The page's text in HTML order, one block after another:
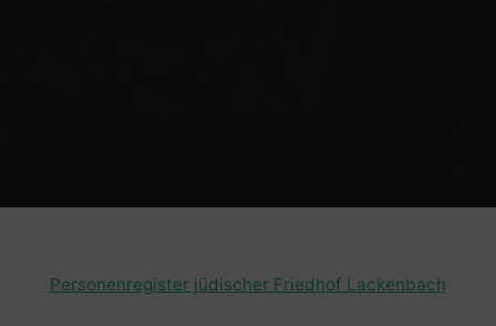
Personenregister jüdischer Friedhof Lackenbach